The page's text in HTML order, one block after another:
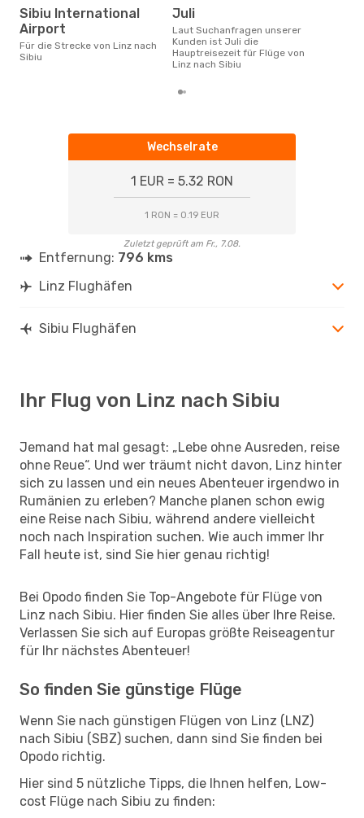
Sibiu International
Airport
Für die Strecke von Linz nach
Sibiu
Juli
Laut Suchanfragen unserer
Kunden ist Juli die
Hauptreisezeit für Flüge von
Linz nach Sibiu
Wechselrate
1 EUR = 5.32 RON
1 RON = 0.19 EUR
Zuletzt geprüft am Fr., 7.08.
Entfernung: 796 kms
Linz Flughäfen
Sibiu Flughäfen
Ihr Flug von Linz nach Sibiu
Jemand hat mal gesagt: „Lebe ohne Ausreden, reise
ohne Reue“. Und wer träumt nicht davon, Linz hinter
sich zu lassen und ein neues Abenteuer irgendwo in
Rumänien zu erleben? Manche planen schon ewig
eine Reise nach Sibiu, während andere vielleicht
noch nach Inspiration suchen. Wie auch immer Ihr
Fall heute ist, sind Sie hier genau richtig!
Bei Opodo finden Sie Top-Angebote für Flüge von
Linz nach Sibiu. Hier finden Sie alles über Ihre Reise.
Verlassen Sie sich auf Europas größte Reiseagentur
für Ihr nächstes Abenteuer!
So finden Sie günstige Flüge
Wenn Sie nach günstigen Flügen von Linz (LNZ)
nach Sibiu (SBZ) suchen, dann sind Sie finden bei
Opodo richtig.
Hier sind 5 nützliche Tipps, die Ihnen helfen, Low-
cost Flüge nach Sibiu zu finden: